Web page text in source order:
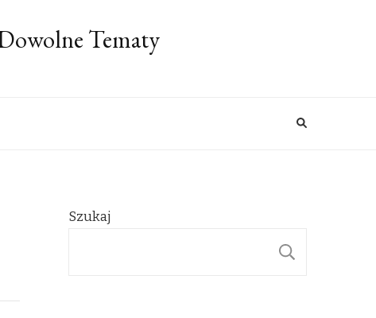
Tematy
Szukaj